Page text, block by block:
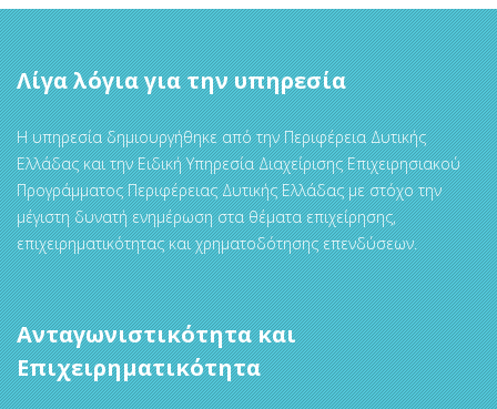
Λίγα λόγια για την υπηρεσία
Η υπηρεσία δημιουργήθηκε από την Περιφέρεια Δυτικής
Ελλάδας και την Ειδική Υπηρεσία Διαχείρισης Επιχειρησιακού
Προγράμματος Περιφέρειας Δυτικής Ελλάδας με στόχο την
μέγιστη δυνατή ενημέρωση στα θέματα επιχείρησης,
επιχειρηματικότητας και χρηματοδότησης επενδύσεων.
Ανταγωνιστικότητα και
Επιχειρηματικότητα